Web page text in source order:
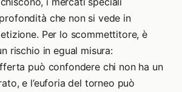
che non si vede in
Per lo scommettitore, è
rischio in egual misura:
può confondere chi non ha un
e l’euforia del torneo può